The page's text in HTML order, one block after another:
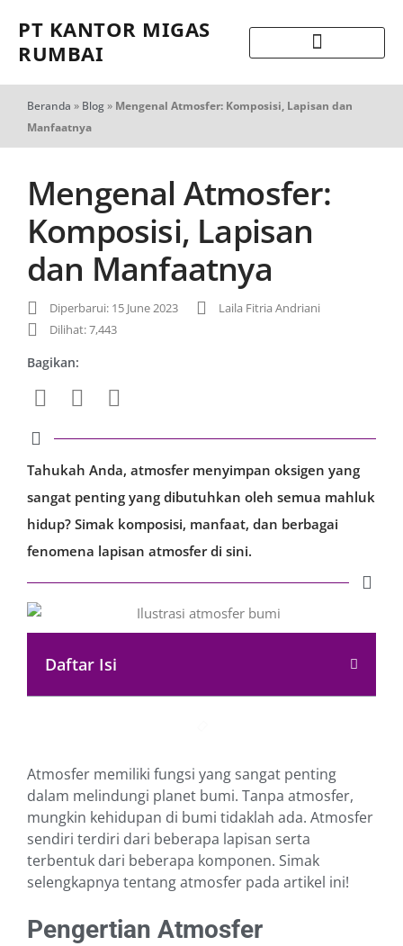
PT KANTOR MIGAS
RUMBAI
Beranda » Blog» Mengenal Atmosfer: Komposisi, Lapisan dan
Manfaatnya
Mengenal Atmosfer:
Komposisi, Lapisan
dan Manfaatnya
Diperbarui: 15 June 2023
Laila Fitria Andriani
Dilihat: 7,443
Bagikan:
Tahukah Anda, atmosfer menyimpan oksigen yang
sangat penting yang dibutuhkan oleh semua mahluk
hidup? Simak komposisi, manfaat, dan berbagai
fenomena lapisan atmosfer di sini.
Daftar Isi
Atmosfer memiliki fungsi yang sangat penting
dalam melindungi planet bumi. Tanpa atmosfer,
mungkin kehidupan di bumi tidaklah ada. Atmosfer
sendiri terdiri dari beberapa lapisan serta
terbentuk dari beberapa komponen. Simak
selengkapnya tentang atmosfer pada artikel ini!
Pengertian Atmosfer